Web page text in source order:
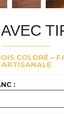
COLORÉ –
ARTISANALE
: